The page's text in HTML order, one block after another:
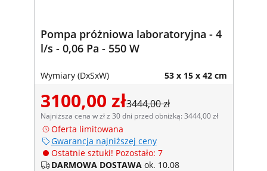
Pompa próżniowa laboratoryjna - 4
l/s - 0,06 Pa - 550 W
Wymiary (DxSxW) 53 x 15 x 42 cm
3100,00 zł3444,00 zł
Najniższa cena w zł z 30 dni przed obniżką: 3444,00 zł
Oferta limitowana
Gwarancja najniższej ceny
Ostatnie sztuki! Pozostało: 7
DARMOWA DOSTAWA ok. 10.08